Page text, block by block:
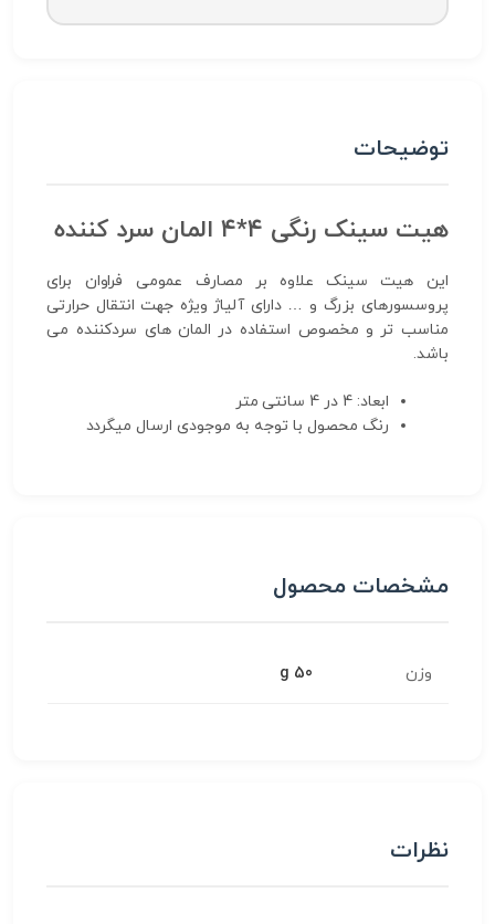
توضیحات
هیت سینک رنگی ۴*۴ المان سرد کننده
این هیت سینک علاوه بر مصارف عمومی فراوان برای
پروسسورهای بزرگ و … دارای آلیاژ ویژه جهت انتقال حرارتی
مناسب تر و مخصوص استفاده در المان های سردکننده می
باشد.
ابعاد: 4 در 4 سانتی متر
رنگ محصول با توجه به موجودی ارسال میگردد
مشخصات محصول
وزن 50 g
نظرات